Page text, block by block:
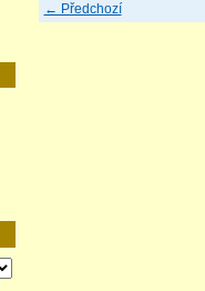
← Předchozí